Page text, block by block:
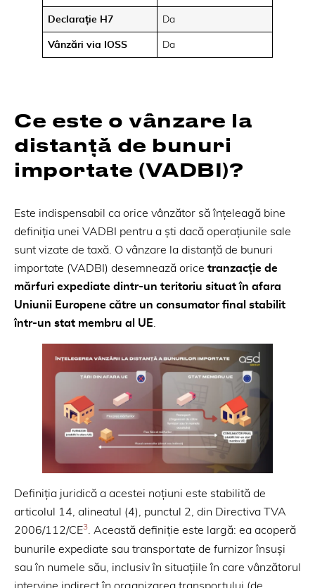
Declarație H7 Da
Vânzări via IOSS Da
Ce este o vânzare la
distanță de bunuri
importate (VADBI)?
Este indispensabil ca orice vânzător să înțeleagă bine
definiția unei VADBI pentru a ști dacă operațiunile sale
sunt vizate de taxă. O vânzare la distanță de bunuri
importate (VADBI) desemnează orice tranzacție de
mărfuri expediate dintr-un teritoriu situat în afara
Uniunii Europene către un consumator final stabilit
într-un stat membru al UE
Definiția juridică a acestei noțiuni este stabilită de
articolul 14, alineatul (4), punctul 2, din Directiva TVA
2006/112/CE3
. Această definiție este largă: ea acoperă
bunurile expediate sau transportate de furnizor însuși
sau în numele său, inclusiv în situațiile în care vânzătorul